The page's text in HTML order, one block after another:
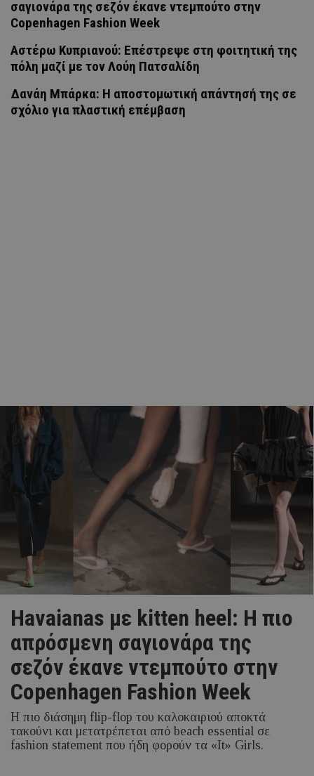
σαγιονάρα της σεζόν έκανε ντεμπούτο στην
Copenhagen Fashion Week
Αστέρω Κυπριανού: Επέστρεψε στη φοιτητική της
πόλη μαζί με τον Λούη Πατσαλίδη
Δανάη Μπάρκα: Η αποστομωτική απάντησή της σε
σχόλιο για πλαστική επέμβαση
Havaianas με kitten heel: Η πιο
απρόσμενη σαγιονάρα της
σεζόν έκανε ντεμπούτο στην
Copenhagen Fashion Week
Η πιο διάσημη flip-flop του καλοκαιριού αποκτά
τακούνι και μετατρέπεται από beach essential σε
fashion statement που ήδη φορούν τα «It» Girls.